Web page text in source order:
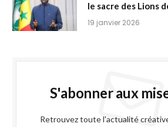
le sacre des Lions
19 janvier 2026
S'abonner aux
Retrouvez toute l'actualité